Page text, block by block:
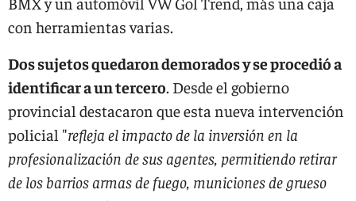
con herramientas varias.
Dos sujetos quedaron demorados y se procedió a
identificar a un tercero. Desde el gobierno
provincial destacaron que esta nueva intervención
policial "refleja el impacto de la inversión en la
profesionalización de sus agentes, permitiendo retirar
de los barrios armas de fuego, municiones de grueso